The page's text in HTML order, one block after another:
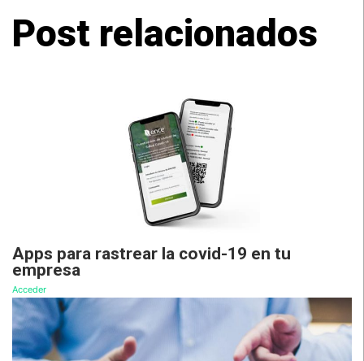
la
normativa
Post relacionados
Apps para rastrear la covid-19 en tu
empresa
Acceder